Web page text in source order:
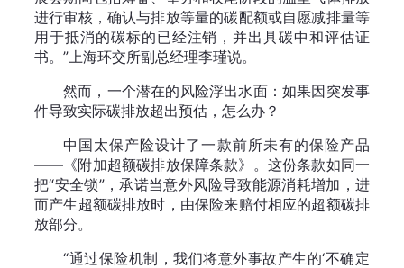
进行审核，确认与排放等量的碳配额或自愿减排量等
用于抵消的碳标的已经注销，并出具碳中和评估证
书。”上海环交所副总经理李瑾说。
然而，一个潜在的风险浮出水面：如果因突发事
件导致实际碳排放超出预估，怎么办？
中国太保产险设计了一款前所未有的保险产品
——《附加超额碳排放保障条款》。这份条款如同一
把“安全锁”，承诺当意外风险导致能源消耗增加，进
而产生超额碳排放时，由保险来赔付相应的超额碳排
放部分。
“通过保险机制，我们将意外事故产生的‘不确定